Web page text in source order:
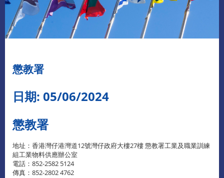
懲教署
日期: 05/06/2024
懲教署
地址：香港灣仔港灣道12號灣仔政府大樓27樓 懲教署工業及職業訓練
組工業物料供應辦公室
電話：852-2582 5124
傳真：852-2802 4762